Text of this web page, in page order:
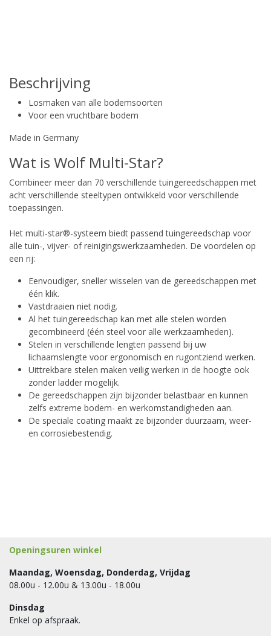
Beschrijving
Losmaken van alle bodemsoorten
Voor een vruchtbare bodem
Made in Germany
Wat is Wolf Multi-Star?
Combineer meer dan 70 verschillende tuingereedschappen met
acht verschillende steeltypen ontwikkeld voor verschillende
toepassingen.
Het multi-star®-systeem biedt passend tuingereedschap voor
alle tuin-, vijver- of reinigingswerkzaamheden. De voordelen op
een rij:
Eenvoudiger, sneller wisselen van de gereedschappen met
één klik.
Vastdraaien niet nodig.
Al het tuingereedschap kan met alle stelen worden
gecombineerd (één steel voor alle werkzaamheden).
Stelen in verschillende lengten passend bij uw
lichaamslengte voor ergonomisch en rugontziend werken.
Uittrekbare stelen maken veilig werken in de hoogte ook
zonder ladder mogelijk.
De gereedschappen zijn bijzonder belastbaar en kunnen
zelfs extreme bodem- en werkomstandigheden aan.
De speciale coating maakt ze bijzonder duurzaam, weer-
en corrosiebestendig.
Openingsuren winkel
Maandag, Woensdag, Donderdag, Vrijdag
08.00u - 12.00u & 13.00u - 18.00u
Dinsdag
Enkel op afspraak.